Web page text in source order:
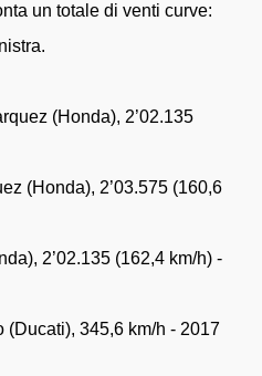
un totale di venti curve:
(Honda), 2’02.135
(Honda), 2’03.575 (160,6
2’02.135 (162,4 km/h) -
(Ducati), 345,6 km/h - 2017